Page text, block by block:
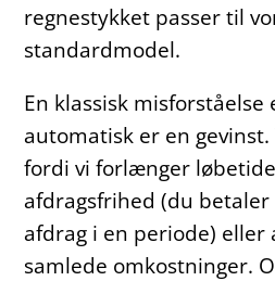
regnestykket passer til
standardmodel.
En klassisk misforståelse
automatisk er en
fordi vi forlænger
afdragsfrihed (du
afdrag i en periode) eller
samlede omkostninger.